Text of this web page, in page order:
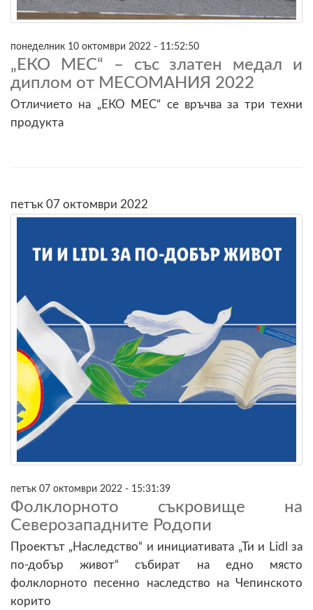
понеделник 10 октомври 2022 - 11:52:50
„ЕКО МЕС“ – със златен медал и
диплом от МЕСОМАНИЯ 2022
Отличието на „ЕКО МЕС“ се връчва за три техни
продукта
петък 07 октомври 2022
петък 07 октомври 2022 - 15:31:39
Фолклорното съкровище на
Северозападните Родопи
Проектът „Наследство“ и инициативата „Ти и Lidl за
по-добър живот“ събират на едно място
фолклорното песенно наследство на Чепинското
корито